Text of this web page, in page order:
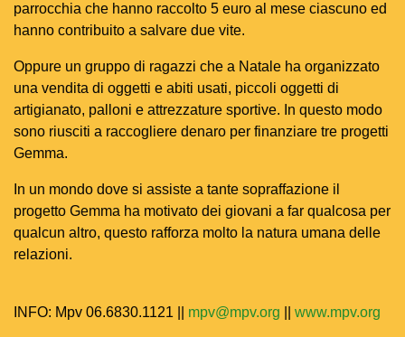
parrocchia che hanno raccolto 5 euro al mese ciascuno ed
hanno contribuito a salvare due vite.
Oppure un gruppo di ragazzi che a Natale ha organizzato
una vendita di oggetti e abiti usati, piccoli oggetti di
artigianato, palloni e attrezzature sportive. In questo modo
sono riusciti a raccogliere denaro per finanziare tre progetti
Gemma.
In un mondo dove si assiste a tante sopraffazione il
progetto Gemma ha motivato dei giovani a far qualcosa per
qualcun altro, questo rafforza molto la natura umana delle
relazioni.
INFO: Mpv 06.6830.1121 || mpv@mpv.org www.mpv.org